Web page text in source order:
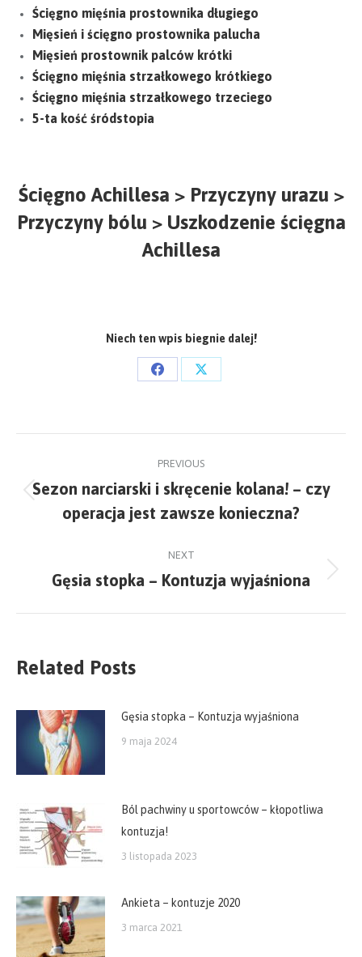
Ścięgno mięśnia prostownika długiego
Mięsień i ścięgno prostownika palucha
Mięsień prostownik palców krótki
Ścięgno mięśnia strzałkowego krótkiego
Ścięgno mięśnia strzałkowego trzeciego
5-ta kość śródstopia
Ścięgno Achillesa > Przyczyny urazu >
Przyczyny bólu > Uszkodzenie ścięgna
Achillesa
Niech ten wpis biegnie dalej!
Share
Share
navigation
PREVIOUS
Previous
post:
Sezon narciarski i skręcenie kolana! – czy
operacja jest zawsze konieczna?
NEXT
Next
Gęsia stopka – Kontuzja wyjaśniona
Related Posts
Gęsia stopka – Kontuzja wyjaśniona
9 maja 2024
Ból pachwiny u sportowców – kłopotliwa
kontuzja!
3 listopada 2023
Ankieta – kontuzje 2020
3 marca 2021